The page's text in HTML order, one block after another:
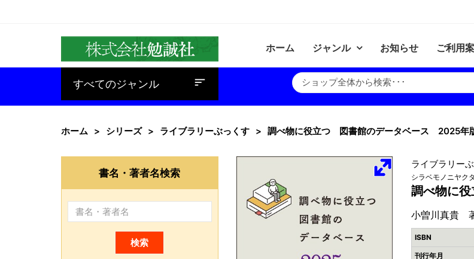
ホーム ジャンル お知らせ ご利用
すべてのジャンル
baseline_sort
ホーム シリーズ ライブラリーぶっくす 調べ物に役立つ 図書館のデータベース 2025年
ライブラリー
シラベモノニヤ
調べ物に
小曽川真貴
ISBN
刊行年月
書名・著者名検索